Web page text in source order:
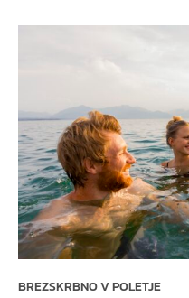
BREZSKRBNO V POLETJE